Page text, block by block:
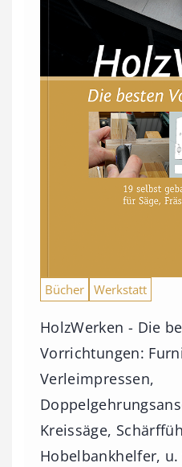
Bücher Werkstatt
HolzWerken - Die
Vorrichtungen:
Verleimpressen,
Kreissäge,
Hobelbankhelfer, u.